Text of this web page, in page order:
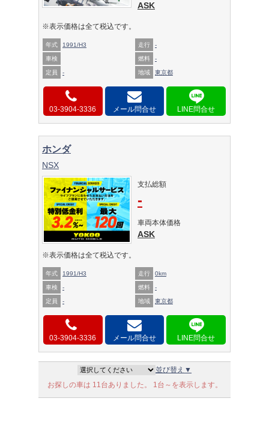
ASK
※表示価格は全て税込です。
年式 1991/H3 走行 -
車検 燃料 -
定員 - 地域 東京都
03-3904-3336 メール問合せ
ホンダ
NSX
支払総額
-
車両本体価格
ASK
※表示価格は全て税込です。
年式 1991/H3 走行 0km
車検 - 燃料 -
定員 - 地域 東京都
03-3904-3336 メール問合せ
並び替え▼
お探しの車は 11台ありました。 1台～を表示します。